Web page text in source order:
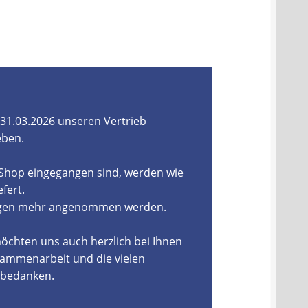
unseren Vertrieb
eingegangen sind, werden wie
mehr angenommen werden.
uns auch herzlich bei Ihnen
und die vielen